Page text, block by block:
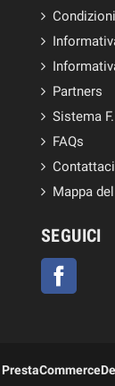
Partners
Sistema
FAQs
Contattaci
Mappa
SEGUICI